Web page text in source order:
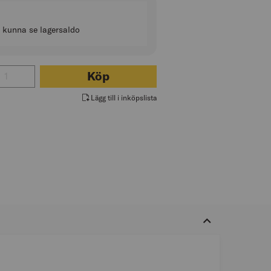
kunna se lagersaldo
för BATTERI LITHIUM PASLODE
Köp
Lägg till i inköpslista